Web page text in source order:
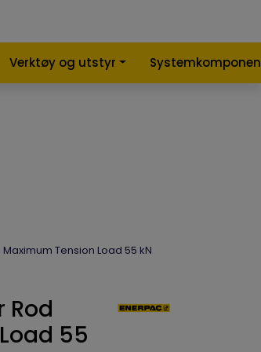
Verktøy og utstyr
Maximum Tension Load 55 kN
Rod
55